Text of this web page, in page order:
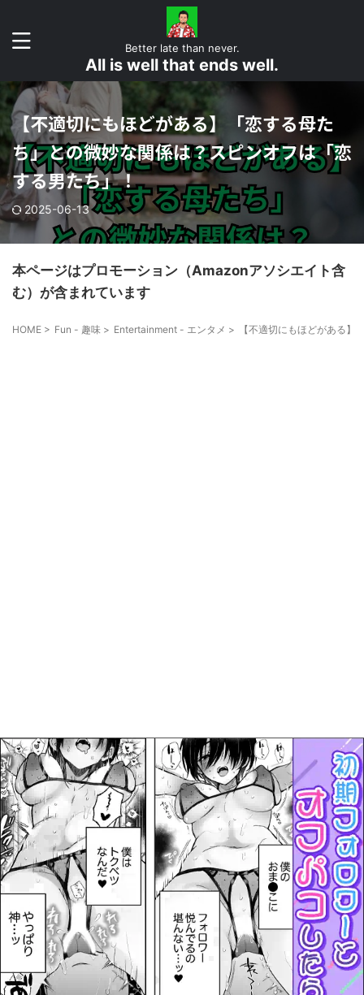
Better late than never.
All is well that ends well.
【不適切にもほどがある】「恋する母た
ち」との微妙な関係は？スピンオフは「恋
する男たち」！
2025-06-13
本ページはプロモーション（Amazonアソシエイト含
む）が含まれています
HOME > Fun - 趣味 > Entertainment - エンタメ > 【不適切にもほどがある